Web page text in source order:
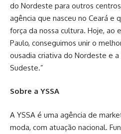
do Nordeste para outros
agência que nasceu no Ceará e
força da nossa cultura. Hoje, ao
Paulo, conseguimos unir o
ousadia criativa do Nordeste e
Sudeste.”
Sobre a YSSA
A YSSA é uma agência de
moda, com atuação nacional.